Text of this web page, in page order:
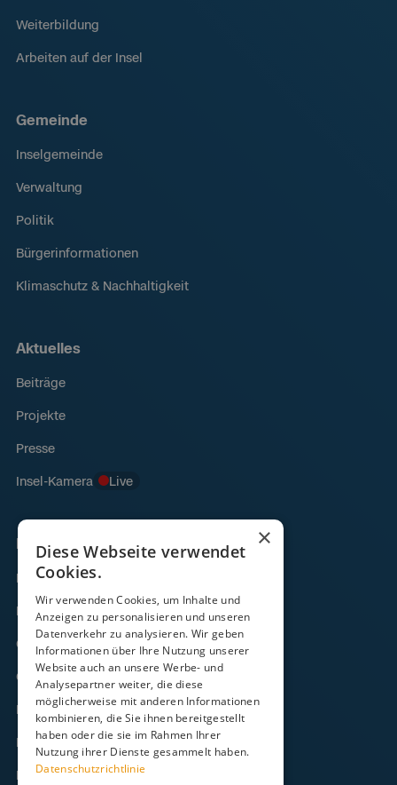
Weiterbildung
Arbeiten auf der Insel
Gemeinde
Inselgemeinde
Verwaltung
Politik
Bürgerinformationen
Klimaschutz & Nachhaltigkeit
Aktuelles
Beiträge
Projekte
Presse
Insel-Kamera Live
Links
Fähre
Frachtverkehr
Gezeitenkalender
Onlineshop
Kontakt
FAQ
Downloads
×
Diese Webseite verwendet
Cookies.
Wir verwenden Cookies, um Inhalte und
Anzeigen zu personalisieren und unseren
Datenverkehr zu analysieren. Wir geben
Informationen über Ihre Nutzung unserer
Website auch an unsere Werbe- und
Analysepartner weiter, die diese
möglicherweise mit anderen Informationen
kombinieren, die Sie ihnen bereitgestellt
haben oder die sie im Rahmen Ihrer
Nutzung ihrer Dienste gesammelt haben.
Datenschutzrichtlinie